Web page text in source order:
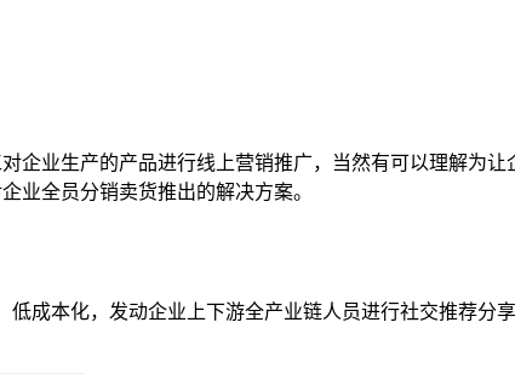
业生产的产品进行线上营销推广，当然有可以理解为
业全员分销卖货推出的解决方案。
本化，发动企业上下游全产业链人员进行社交推荐分